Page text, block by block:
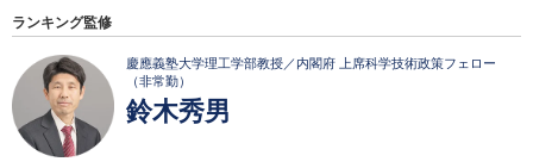
ランキング監修
慶應義塾大学理工学部教授／内閣府 上席科学技術政策フェロー
（非常勤）
鈴木秀男